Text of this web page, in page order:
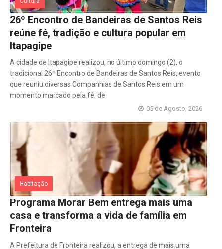
26º Encontro de Bandeiras de Santos Reis
reúne fé, tradição e cultura popular em
Itapagipe
A cidade de Itapagipe realizou, no último domingo (2), o
tradicional 26º Encontro de Bandeiras de Santos Reis, evento
que reuniu diversas Companhias de Santos Reis em um
momento marcado pela fé, de
05 de Agosto, 2026
Habitação
Programa Morar Bem entrega mais uma
casa e transforma a vida de família em
Fronteira
A Prefeitura de Fronteira realizou, a entrega de mais uma